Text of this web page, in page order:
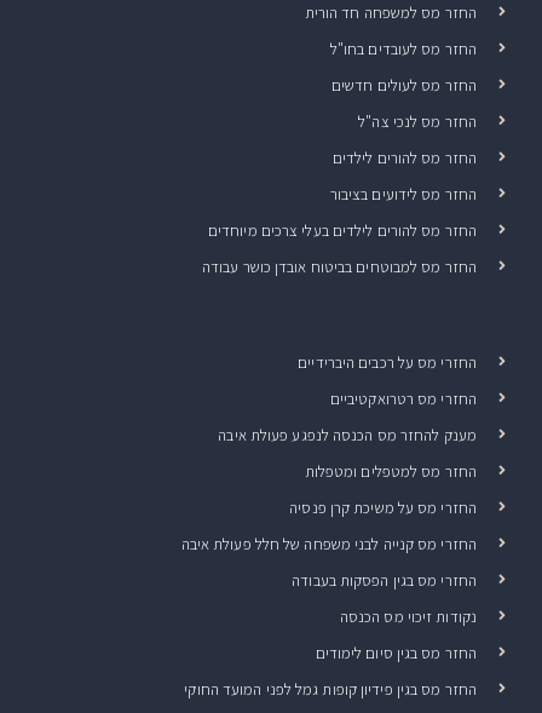
החזר מס למשפחה חד הורית
החזר מס לעובדים בחו"ל
החזר מס לעולים חדשים
החזר מס לנכי צה"ל
החזר מס להורים לילדים
החזר מס לידועים בציבור
החזר מס להורים לילדים בעלי צרכים מיוחדים
החזר מס למבוטחים בביטוח אובדן כושר עבודה
החזרי מס על רכבים היברידיים
החזרי מס רטרואקטיביים
מענק להחזר מס הכנסה לנפגע פעולת איבה
החזר מס למטפלים ומטפלות
החזרי מס על משיכת קרן פנסיה
החזרי מס קנייה לבני משפחה של חלל פעולת איבה
החזרי מס בגין הפסקות בעבודה
נקודות זיכוי מס הכנסה
החזר מס בגין סיום לימודים
החזר מס בגין פידיון קופות גמל לפני המועד החוקי